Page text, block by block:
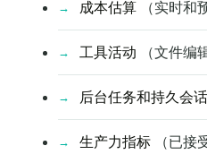
成本估算 （实时和
工具活动 （文件编
后台任务和持久会话
生产力指标 （已接